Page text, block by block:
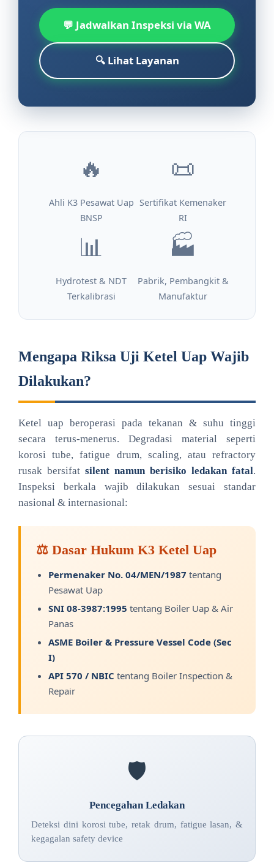
💬 Jadwalkan Inspeksi via WA
🔍 Lihat Layanan
🔥
Ahli K3 Pesawat Uap
BNSP
📜
Sertifikat Kemenaker
RI
📊
Hydrotest & NDT
Terkalibrasi
🏭
Pabrik, Pembangkit &
Manufaktur
Mengapa Riksa Uji Ketel Uap Wajib
Dilakukan?
Ketel uap beroperasi pada tekanan & suhu tinggi
secara terus-menerus. Degradasi material seperti
korosi tube, fatigue drum, scaling, atau refractory
rusak bersifat silent namun berisiko ledakan fatal.
Inspeksi berkala wajib dilakukan sesuai standar
nasional & internasional:
⚖️ Dasar Hukum K3 Ketel Uap
Permenaker No. 04/MEN/1987 tentang
Pesawat Uap
SNI 08-3987:1995 tentang Boiler Uap & Air
Panas
ASME Boiler & Pressure Vessel Code (Sec
I)
API 570 / NBIC tentang Boiler Inspection &
Repair
🛡️
Pencegahan Ledakan
Deteksi dini korosi tube, retak drum, fatigue lasan, &
kegagalan safety device